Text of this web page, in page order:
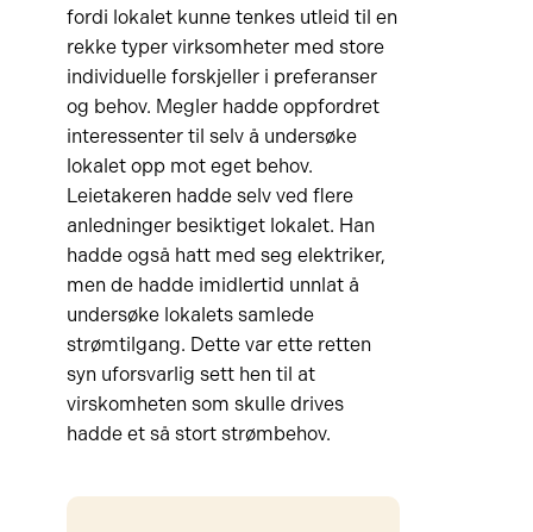
fordi lokalet kunne tenkes utleid til en
rekke typer virksomheter med store
individuelle forskjeller i preferanser
og behov. Megler hadde oppfordret
interessenter til selv å undersøke
lokalet opp mot eget behov.
Leietakeren hadde selv ved flere
anledninger besiktiget lokalet. Han
hadde også hatt med seg elektriker,
men de hadde imidlertid unnlat å
undersøke lokalets samlede
strømtilgang. Dette var ette retten
syn uforsvarlig sett hen til at
virskomheten som skulle drives
hadde et så stort strømbehov.